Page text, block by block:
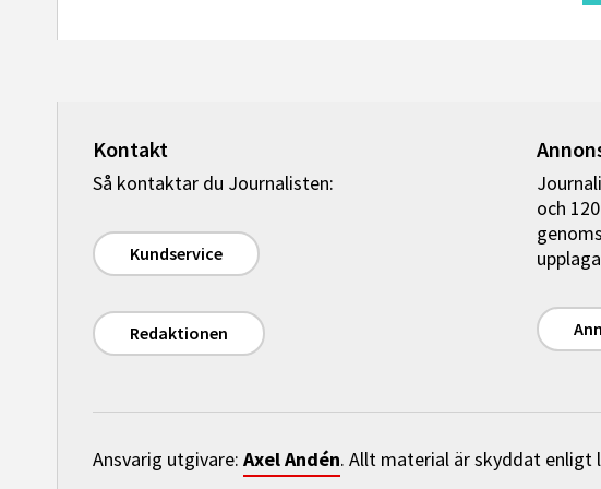
Kontakt
Så kontaktar du Journalisten:
Kundservice
Redaktionen
och
Ansvarig utgivare: Axel Andén. Allt material är skyddat enligt